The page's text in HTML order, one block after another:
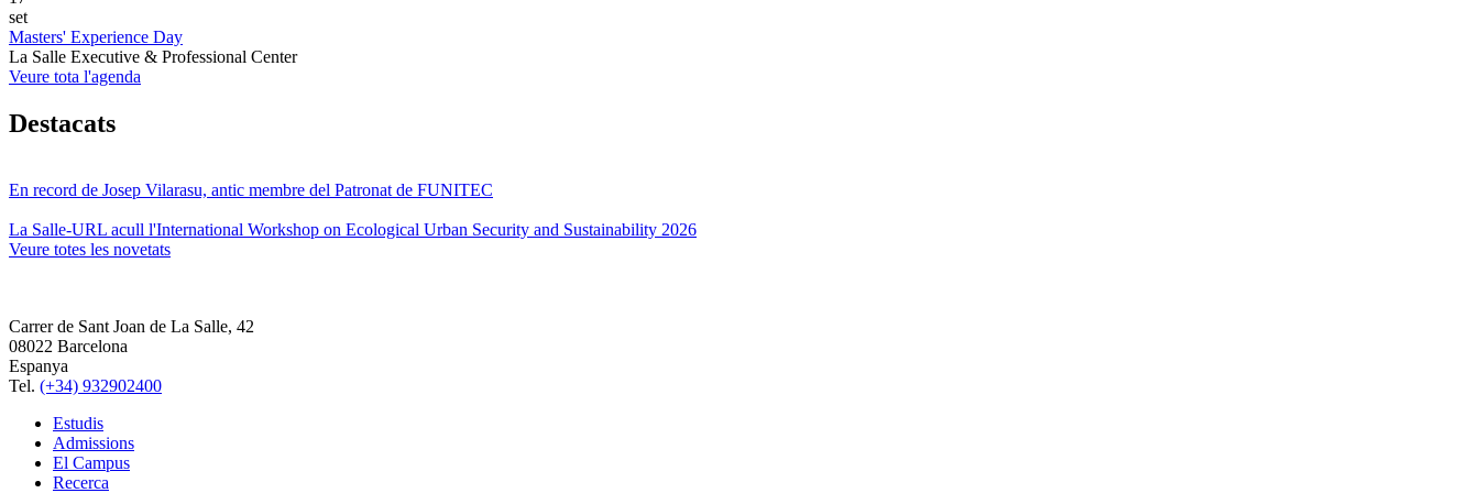
set
Masters' Experience Day
La Salle Executive & Professional Center
Veure tota l'agenda
Destacats
En record de Josep Vilarasu, antic membre del Patronat de FUNITEC
La Salle-URL acull l'International Workshop on Ecological Urban Security and Sustainability 2026
Veure totes les novetats
Carrer de Sant Joan de La Salle, 42
08022 Barcelona
Espanya
Tel. (+34) 932902400
Estudis
Admissions
El Campus
Recerca